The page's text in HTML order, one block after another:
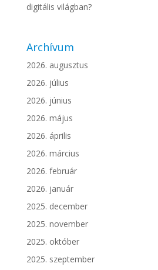
digitális világban?
Archívum
2026. augusztus
2026. július
2026. június
2026. május
2026. április
2026. március
2026. február
2026. január
2025. december
2025. november
2025. október
2025. szeptember